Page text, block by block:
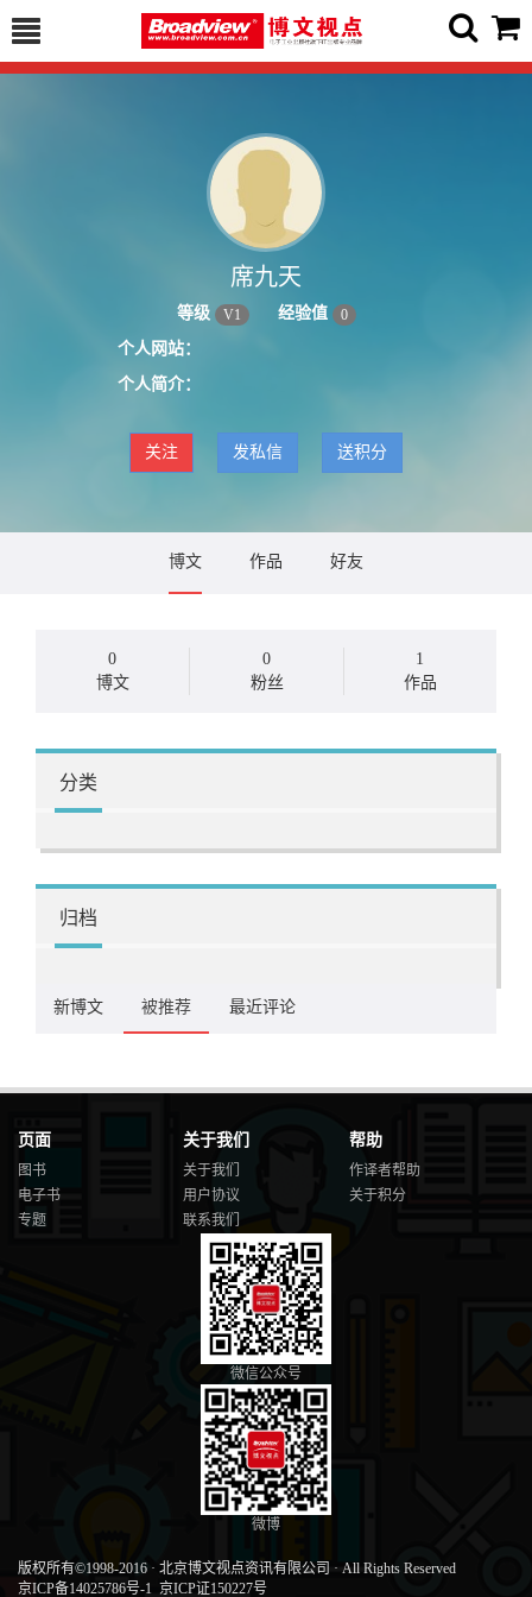
席九天
等级 V1 经验值 0
个人网站：
个人简介：
关注 发私信 送积分
博文 作品 好友
0
博文
0
粉丝
1
作品
分类
归档
新博文 被推荐 最近评论
页面
图书
电子书
专题
关于我们
关于我们
用户协议
联系我们
帮助
作译者帮助
关于积分
微信公众号
微博
版权所有©1998-2016 · 北京博文视点资讯有限公司 · All Rights Reserved
京ICP备14025786号-1 京ICP证150227号